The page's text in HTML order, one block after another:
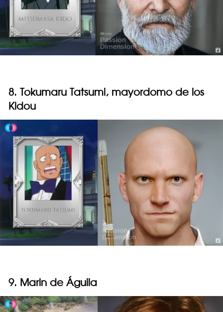
8. Tokumaru Tatsumi, mayordomo de los
Kidou
9. Marin de Águila